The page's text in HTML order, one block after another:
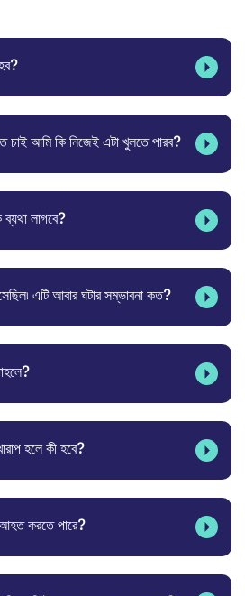
আমি কি নিজেই এটা খুলতে পারব?
লাগবে?
এটি আবার ঘটার সম্ভাবনা কত?
হলে কী হবে?
করতে পারে?